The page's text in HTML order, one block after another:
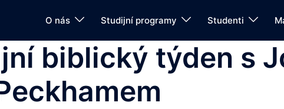
O nás Studijní programy Studenti
biblický týden s